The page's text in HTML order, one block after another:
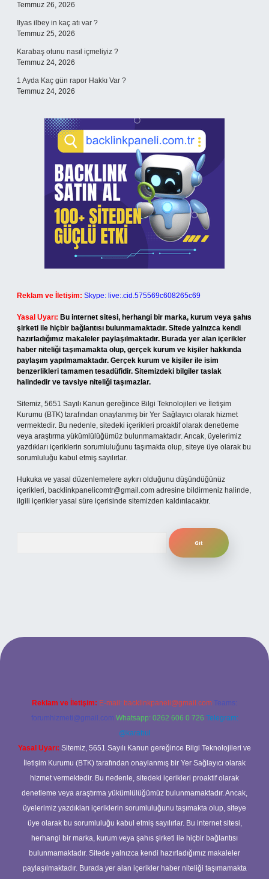
Temmuz 26, 2026
Ilyas ilbey in kaç atı var ?
Temmuz 25, 2026
Karabaş otunu nasıl içmeliyiz ?
Temmuz 24, 2026
1 Ayda Kaç gün rapor Hakkı Var ?
Temmuz 24, 2026
Reklam ve İletişim: Skype: live:.cid.575569c608265c69
Yasal Uyarı: Bu internet sitesi, herhangi bir marka, kurum veya şahıs
şirketi ile hiçbir bağlantısı bulunmamaktadır. Sitede yalnızca kendi
hazırladığımız makaleler paylaşılmaktadır. Burada yer alan içerikler
haber niteliği taşımamakta olup, gerçek kurum ve kişiler hakkında
paylaşım yapılmamaktadır. Gerçek kurum ve kişiler ile isim
benzerlikleri tamamen tesadüfidir. Sitemizdeki bilgiler taslak
halindedir ve tavsiye niteliği taşımazlar.
Sitemiz, 5651 Sayılı Kanun gereğince Bilgi Teknolojileri ve İletişim
Kurumu (BTK) tarafından onaylanmış bir Yer Sağlayıcı olarak hizmet
vermektedir. Bu nedenle, sitedeki içerikleri proaktif olarak denetleme
veya araştırma yükümlülüğümüz bulunmamaktadır. Ancak, üyelerimiz
yazdıkları içeriklerin sorumluluğunu taşımakta olup, siteye üye olarak bu
sorumluluğu kabul etmiş sayılırlar.
Hukuka ve yasal düzenlemelere aykırı olduğunu düşündüğünüz
içerikleri, backlinkpanelicomtr@gmail.com adresine bildirmeniz halinde,
ilgili içerikler yasal süre içerisinde sitemizden kaldırılacaktır.
Reklam ve İletişim: E-mail: backlinkpaneli@gmail.com Teams:
forumhizmeti@gmail.com Whatsapp: 0262 606 0 726 Telegram:
@karabul
Yasal Uyarı: Sitemiz, 5651 Sayılı Kanun gereğince Bilgi Teknolojileri ve
İletişim Kurumu (BTK) tarafından onaylanmış bir Yer Sağlayıcı olarak
hizmet vermektedir. Bu nedenle, sitedeki içerikleri proaktif olarak
denetleme veya araştırma yükümlülüğümüz bulunmamaktadır. Ancak,
üyelerimiz yazdıkları içeriklerin sorumluluğunu taşımakta olup, siteye
üye olarak bu sorumluluğu kabul etmiş sayılırlar. Bu internet sitesi,
herhangi bir marka, kurum veya şahıs şirketi ile hiçbir bağlantısı
bulunmamaktadır. Sitede yalnızca kendi hazırladığımız makaleler
paylaşılmaktadır. Burada yer alan içerikler haber niteliği taşımamakta